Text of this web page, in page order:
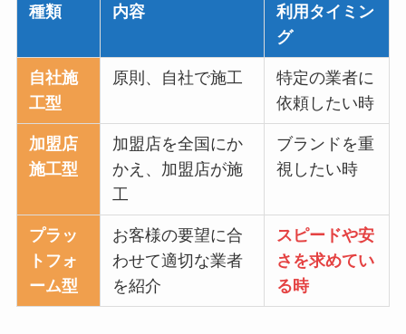
種類 内容
利用タイミン
グ
自社施
工型
原則、自社で施工
特定の業者に
依頼したい時
加盟店
施工型
加盟店を全国にか
かえ、加盟店が施
工
ブランドを重
視したい時
プラッ
トフォ
ーム型
お客様の要望に合
わせて適切な業者
を紹介
スピードや安
さを求めてい
る時